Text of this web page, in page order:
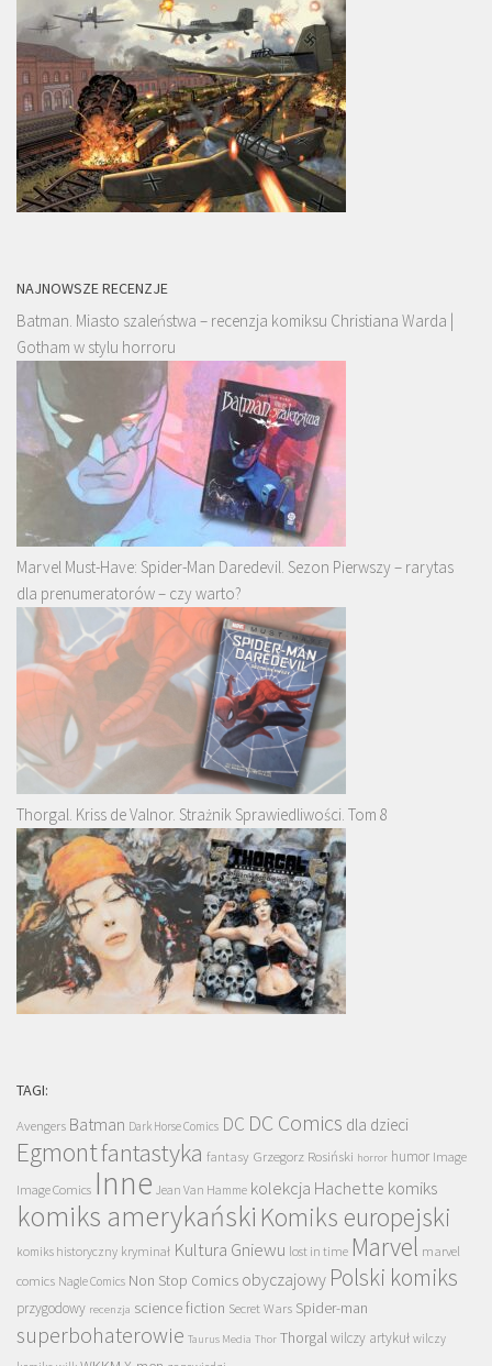
NAJNOWSZE RECENZJE
Batman. Miasto szaleństwa – recenzja komiksu Christiana Warda |
Gotham w stylu horroru
Marvel Must-Have: Spider-Man Daredevil. Sezon Pierwszy – rarytas
dla prenumeratorów – czy warto?
Thorgal. Kriss de Valnor. Strażnik Sprawiedliwości. Tom 8
TAGI:
Avengers Batman Dark Horse Comics DC DC Comics dla dzieci
Egmontfantastyka fantasy Grzegorz Rosiński horror humor Image
Image Comics Inne Jean Van Hamme kolekcja Hachette komiks
komiks amerykański Komiks europejski
komiks historyczny kryminał Kultura Gniewu lost in time Marvel marvel
comics Nagle Comics Non Stop Comics obyczajowy Polski komiks
przygodowy recenzja science fiction Secret Wars Spider-man
superbohaterowie Taurus Media Thor Thorgalwilczy artykuł wilczy